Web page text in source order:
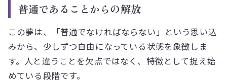
普通であることからの解放
この夢は、「普通でなければならない」という思い込
みから、少しずつ自由になっている状態を象徴しま
す。人と違うことを欠点ではなく、特徴として捉え始
めている段階です。